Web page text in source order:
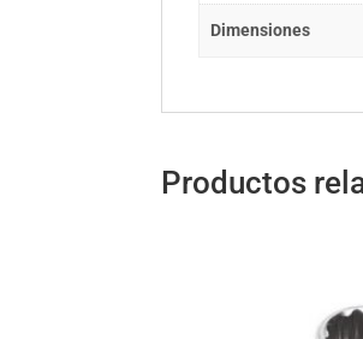
Dimensiones
Productos